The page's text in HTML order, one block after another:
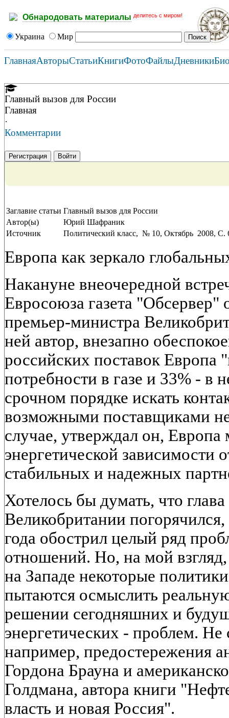
Обнародовать материалы делитесь с миром!
Украина Мир
ГлавнаяАвторыСтатьиКнигиФотоФайлыДневники
Главный вызов для России
Главная
·
Комментарии
Регистрация Войти
Заглавие статьи Главный вызов для России
Автор(ы)
Юрий Шафраник
Источник
Политический класс, № 10, Октябрь 2008, C.
Европа как зеркало
Накануне внеочередной
Евросоюза газета "Обсервер"
премьер-министра
ней автор, внезапно
российских поставок Европа
потребности в газе и 33% - в
срочном порядке искать
возможными поставщиками
случае, утверждал он, Европа
энергетической зависимости
стабильных и надежных
Хотелось бы думать, что глава
Великобритании
года обострил целый ряд
отношений. Но, на мой
на Западе некоторые
пытаются осмыслить
решении сегодняшних и
энергетических - проблем.
например, предостережения
Гордона Брауна и
Голдмана, автора книги
власть и новая Россия".